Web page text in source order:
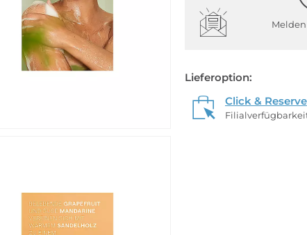
Melden
Lieferoption:
Click & Reserve